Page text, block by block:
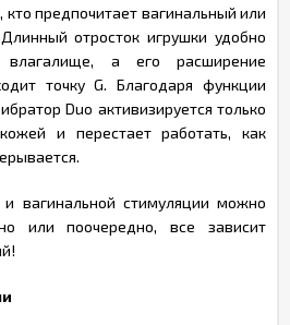
предпочитает вагинальный или
отросток игрушки удобно
а его расширение
точку G. Благодаря функции
Duo активизируется только
и перестает работать, как
вагинальной стимуляции можно
или поочередно, все зависит